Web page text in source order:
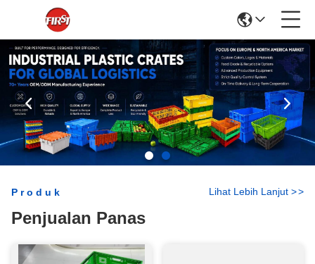
Produk
Penjualan Panas
Lihat Lebih Lanjut >>